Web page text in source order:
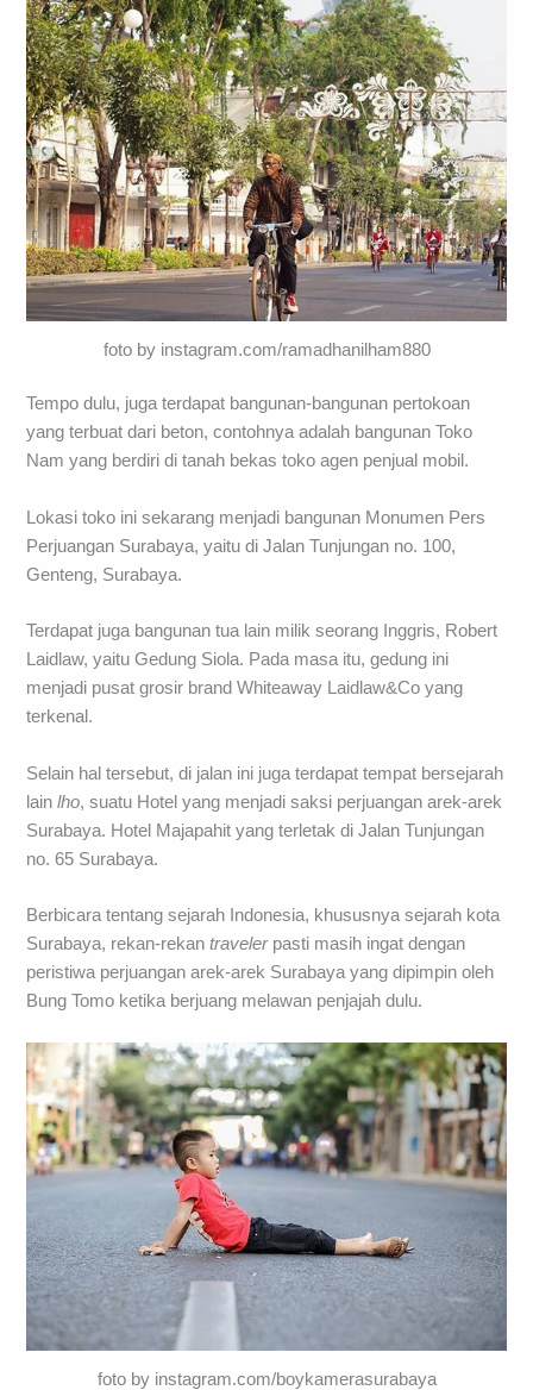
foto by instagram.com/ramadhanilham880
Tempo dulu, juga terdapat bangunan-bangunan pertokoan
yang terbuat dari beton, contohnya adalah bangunan Toko
Nam yang berdiri di tanah bekas toko agen penjual mobil.
Lokasi toko ini sekarang menjadi bangunan Monumen Pers
Perjuangan Surabaya, yaitu di Jalan Tunjungan no. 100,
Genteng, Surabaya.
Terdapat juga bangunan tua lain milik seorang Inggris, Robert
Laidlaw, yaitu Gedung Siola. Pada masa itu, gedung ini
menjadi pusat grosir brand Whiteaway Laidlaw&Co yang
terkenal.
Selain hal tersebut, di jalan ini juga terdapat tempat bersejarah
lainlho, suatu Hotel yang menjadi saksi perjuangan arek-arek
Surabaya. Hotel Majapahit yang terletak di Jalan Tunjungan
no. 65 Surabaya.
Berbicara tentang sejarah Indonesia, khususnya sejarah kota
Surabaya, rekan-rekantravelerpasti masih ingat dengan
peristiwa perjuangan arek-arek Surabaya yang dipimpin oleh
Bung Tomo ketika berjuang melawan penjajah dulu.
foto by instagram.com/boykamerasurabaya